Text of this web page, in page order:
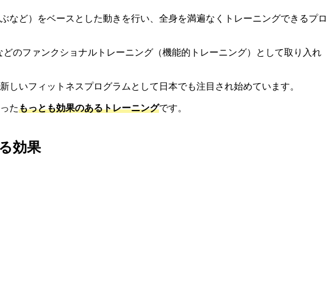
ど）をベースとした動きを行い、全身を満遍なくトレーニングできるプロ
のファンクショナルトレーニング（機能的トレーニング）として取り入れ
いフィットネスプログラムとして日本でも注目され始めています。
たもっとも効果のあるトレーニングです。
効果